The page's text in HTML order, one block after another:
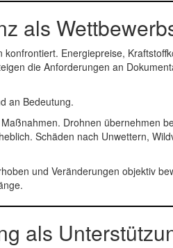
als
Energiepreise,
die Anforderungen an
an Bedeutung.
Drohnen übernehmen
Schäden nach Unwettern,
und Veränderungen objektiv
als